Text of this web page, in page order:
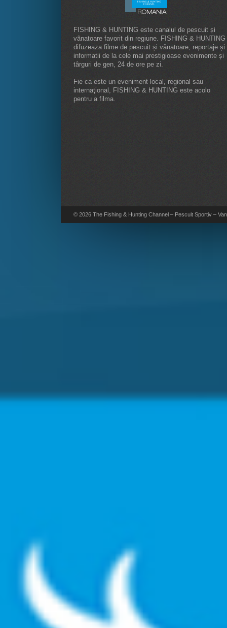
FISHING & HUNTING este canalul de pescuit și
vânatoare favorit din regiune. FISHING & HUNTING
difuzeaza filme de pescuit și vânatoare, reportaje și
informatii de la cele mai prestigioase evenimente și
târguri de gen, 24 de ore pe zi.
Fie ca este un eveniment local, regional sau
internaţional, FISHING & HUNTING este acolo
pentru a filma.
© 2026 The Fishing & Hunting Channel – Pescuit Sportiv –